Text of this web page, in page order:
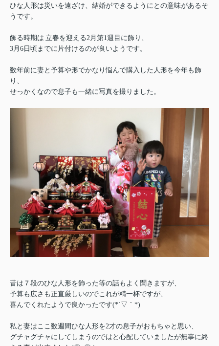
ひな人形は災いを遠ざけ、結婚ができるようにとの意味があるそ
うです。
飾る時期は 立春を迎える2月第1週目に飾り、
3月6日頃までに片付けるのが良いようです。
数年前に妻と予算や形でかなり悩んで購入した人形を今年も飾
り、
せっかくなので息子も一緒に写真を撮りました。
昔は７段のひな人形を飾った等の話もよく聞きますが、
予算も広さも正直厳しいのでこれが精一杯ですが、
喜んでくれたようで良かったです(*´▽｀*)
私と妻はここ数週間ひな人形を2才の息子がおもちゃと思い、
グチャグチャにしてしまうのではと心配していましたが無事に終